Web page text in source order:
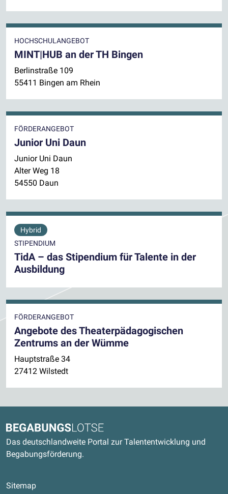
HOCHSCHULANGEBOT
MINT|HUB an der TH Bingen
Berlinstraße 109
55411 Bingen am Rhein
FÖRDERANGEBOT
Junior Uni Daun
Junior Uni Daun
Alter Weg 18
54550 Daun
Hybrid
STIPENDIUM
TidA – das Stipendium für Talente in der
Ausbildung
FÖRDERANGEBOT
Angebote des Theaterpädagogischen
Zentrums an der Wümme
Hauptstraße 34
27412 Wilstedt
Begabungslotse
Das deutschlandweite Portal zur Talententwicklung und
Begabungsförderung.
Sitemap